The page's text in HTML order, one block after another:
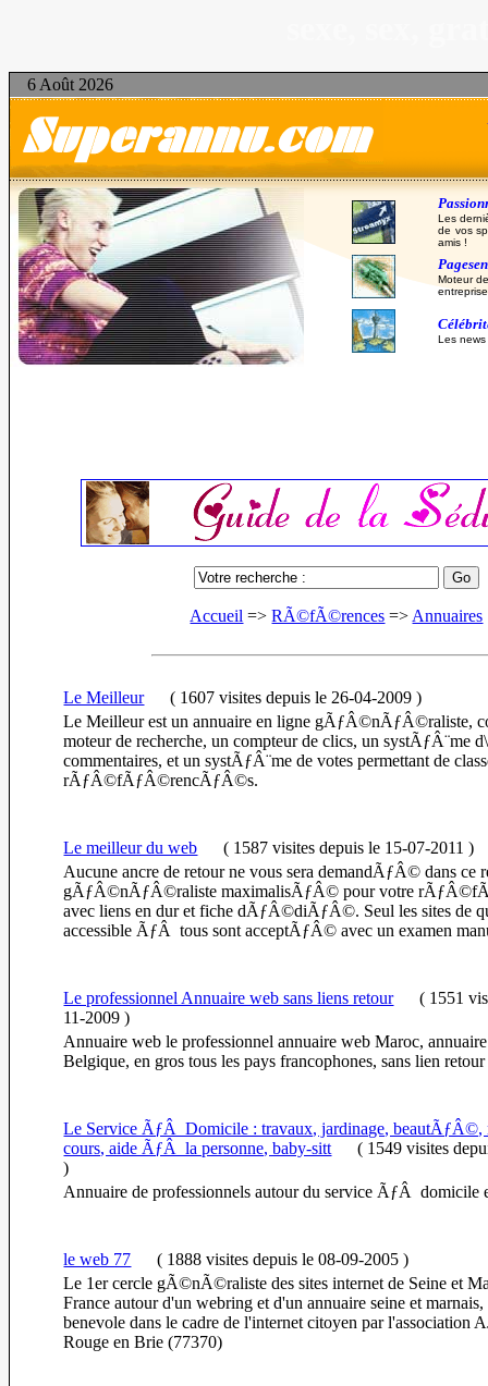
6 Août 2026
Les
de vos
amis !
Moteur
Les
Accueil =>RÃ©fÃ©rences =>Annuaires
Le Meilleur( 1607 visitesdepuis le 26-04-2009 )
Le Meilleur est un annuaire en ligne gÃƒÂ©nÃƒÂ©raliste,
moteur de recherche, un compteur de clics, un systÃƒÂ¨me
commentaires, et un systÃƒÂ¨me de votes permettant de
rÃƒÂ©fÃƒÂ©rencÃƒÂ©s.
Le meilleur du web ( 1587 visitesdepuis le 15-07-2011 )
Aucune ancre de retour ne vous sera demandÃƒÂ© dans ce
gÃƒÂ©nÃƒÂ©raliste maximalisÃƒÂ© pour votre
avec liens en dur et fiche dÃƒÂ©diÃƒÂ©. Seul les sites de
accessible ÃƒÂ tous sont acceptÃƒÂ© avec un examen
Le professionnel Annuaire web sans liens retour( 1551
11-2009 )
Annuaire web le professionnel annuaire web Maroc,
Belgique, en gros tous les pays francophones, sans lien
Le Service ÃƒÂ Domicile : travaux, jardinage,
cours, aide ÃƒÂ la personne, baby-sitt( 1549 visites
)
Annuaire de professionnels autour du service ÃƒÂ domicile
le web 77 ( 1888 visitesdepuis le 08-09-2005 )
Le 1er cercle gÃ©nÃ©raliste des sites internet de Seine et
France autour d'un webring et d'un annuaire seine et
benevole dans le cadre de l'internet citoyen par l'association
Rouge en Brie (77370)